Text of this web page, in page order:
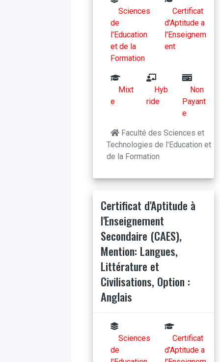
Sciences
de
l'Education
et de la
Formation
Certificat
d'Aptitude a
l'Enseignem
ent
Mixt
e
Hyb
ride
Non
Payant
e
Faculté des Sciences et
Technologies de l'Education et
de la Formation
Certificat d'Aptitude à
l'Enseignement
Secondaire (CAES),
Mention: Langues,
Littérature et
Civilisations, Option :
Anglais
Sciences
de
Certificat
d'Aptitude a